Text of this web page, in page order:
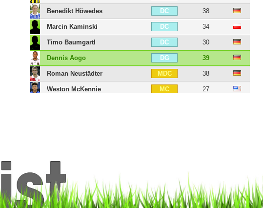
Benedikt Höwedes DC 38
Marcin Kaminski DC 34
Timo Baumgartl DC 30
Dennis Aogo DG 39
Roman Neustädter MDC 38
Weston McKennie MC 27
Markus Weinzierl E
21 joueurs